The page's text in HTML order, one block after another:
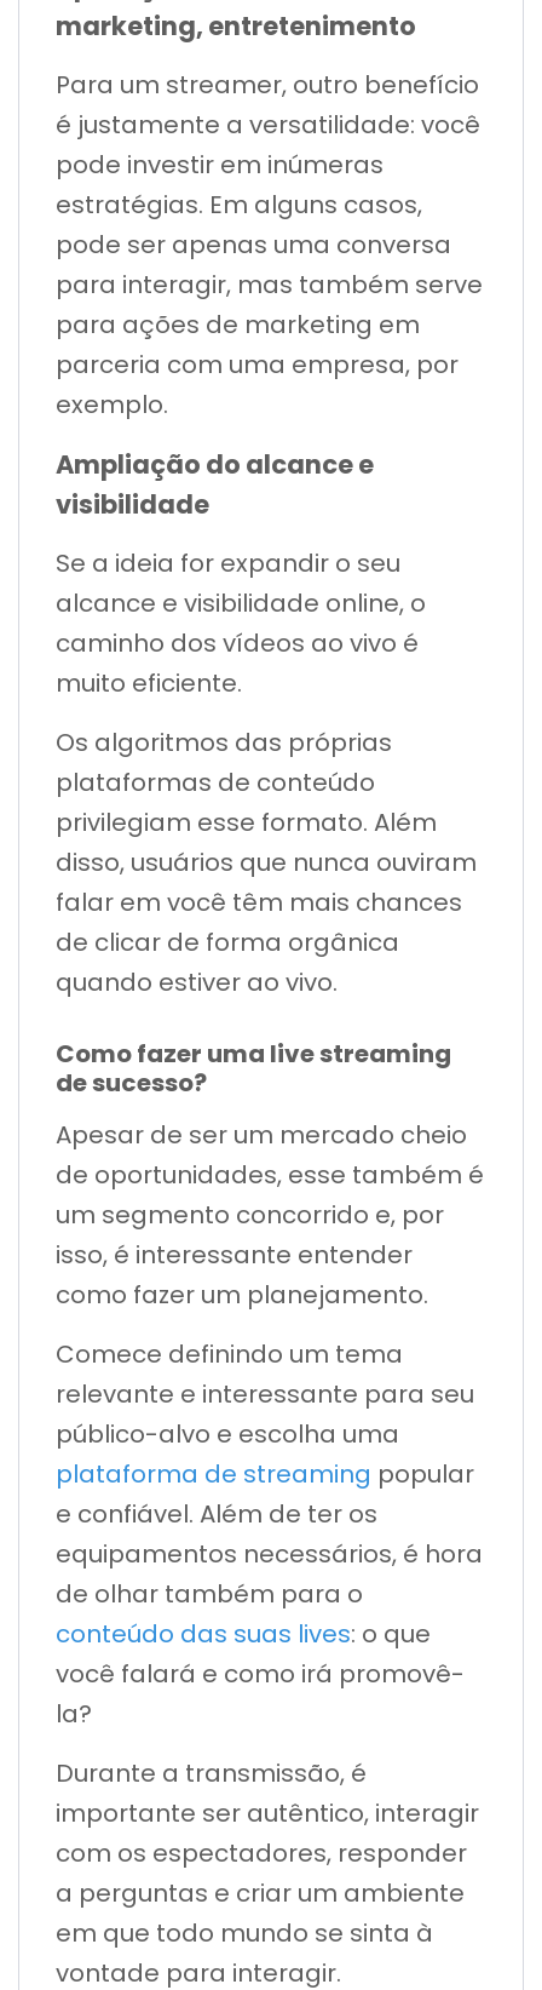
marketing, entretenimento
Para um streamer, outro benefício
é justamente a versatilidade: você
pode investir em inúmeras
estratégias. Em alguns casos,
pode ser apenas uma conversa
para interagir, mas também serve
para ações de marketing em
parceria com uma empresa, por
exemplo.
Ampliação do alcance e
visibilidade
Se a ideia for expandir o seu
alcance e visibilidade online, o
caminho dos vídeos ao vivo é
muito eficiente.
Os algoritmos das próprias
plataformas de conteúdo
privilegiam esse formato. Além
disso, usuários que nunca ouviram
falar em você têm mais chances
de clicar de forma orgânica
quando estiver ao vivo.
Como fazer uma live streaming
de sucesso?
Apesar de ser um mercado cheio
de oportunidades, esse também é
um segmento concorrido e, por
isso, é interessante entender
como fazer um planejamento.
Comece definindo um tema
relevante e interessante para seu
público-alvo e escolha uma
plataforma de streaming popular
e confiável. Além de ter os
equipamentos necessários, é hora
de olhar também para o
conteúdo das suas lives: o que
você falará e como irá promovê-
la?
Durante a transmissão, é
importante ser autêntico, interagir
com os espectadores, responder
a perguntas e criar um ambiente
em que todo mundo se sinta à
vontade para interagir.